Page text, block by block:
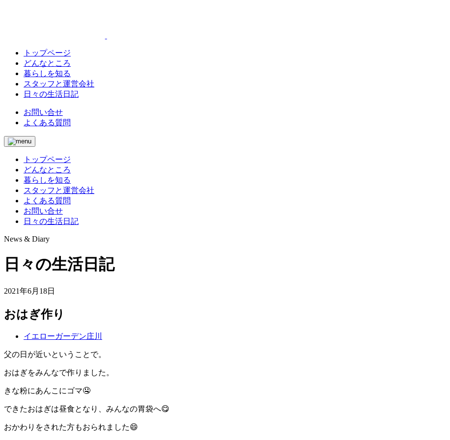
トップページ
どんなところ
暮らしを知る
スタッフと運営会社
日々の生活日記
お問い合せ
よくある質問
トップページ
どんなところ
暮らしを知る
スタッフと運営会社
よくある質問
お問い合せ
日々の生活日記
News & Diary
日々の生活日記
2021年6月18日
おはぎ作り
イエローガーデン庄川
父の日が近いということで。
おはぎをみんなで作りました。
きな粉にあんこにゴマ🤤
できたおはぎは昼食となり、みんなの胃袋へ😋
おかわりをされた方もおられました😄